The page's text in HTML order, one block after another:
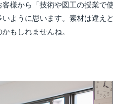
様から「技術や図工の授業で
ように思います。素材は違え
もしれませんね。